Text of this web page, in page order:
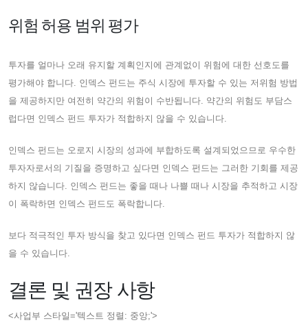
위험 허용 범위 평가
투자를 얼마나 오래 유지할 계획인지에 관계없이 위험에 대한 선호도를
평가해야 합니다. 인덱스 펀드는 주식 시장에 투자할 수 있는 저위험 방법
을 제공하지만 여전히 약간의 위험이 수반됩니다. 약간의 위험도 부담스
럽다면 인덱스 펀드 투자가 적합하지 않을 수 있습니다.
인덱스 펀드는 오로지 시장의 성과에 부합하도록 설계되었으므로 우수한
투자자로서의 기질을 증명하고 싶다면 인덱스 펀드는 그러한 기회를 제공
하지 않습니다. 인덱스 펀드는 좋을 때나 나쁠 때나 시장을 추적하고 시장
이 폭락하면 인덱스 펀드도 폭락합니다.
보다 적극적인 투자 방식을 찾고 있다면 인덱스 펀드 투자가 적합하지 않
을 수 있습니다.
결론 및 권장 사항
<사업부 스타일='텍스트 정렬: 중앙;'>